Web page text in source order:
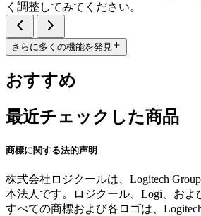
く調整してみてください。
さらに多くの機能を発見
おすすめ
最近チェックした商品
商標に関する法的声明
株式会社ロジクールは、Logitech
本法人です。ロジクール、Logi、およ
すべての商標および各ロゴは、